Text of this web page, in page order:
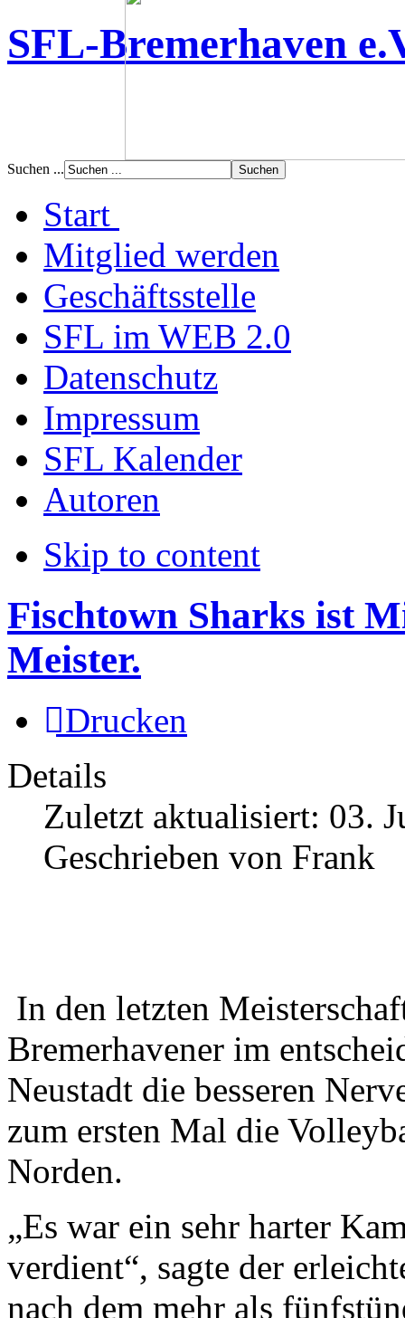
SFL-Bremerhaven
Suchen ...
Start
Mitglied werden
Geschäftsstelle
SFL im WEB 2.0
Datenschutz
Impressum
SFL Kalender
Autoren
Skip to content
Fischtown Sharks ist
Meister.
Drucken
Details
Zuletzt aktualisiert: 03.
Geschrieben von Frank
In den letzten
Bremerhavener im
Neustadt die besseren
zum ersten Mal die
Norden.
„Es war ein sehr harter
verdient“, sagte der
nach dem mehr als